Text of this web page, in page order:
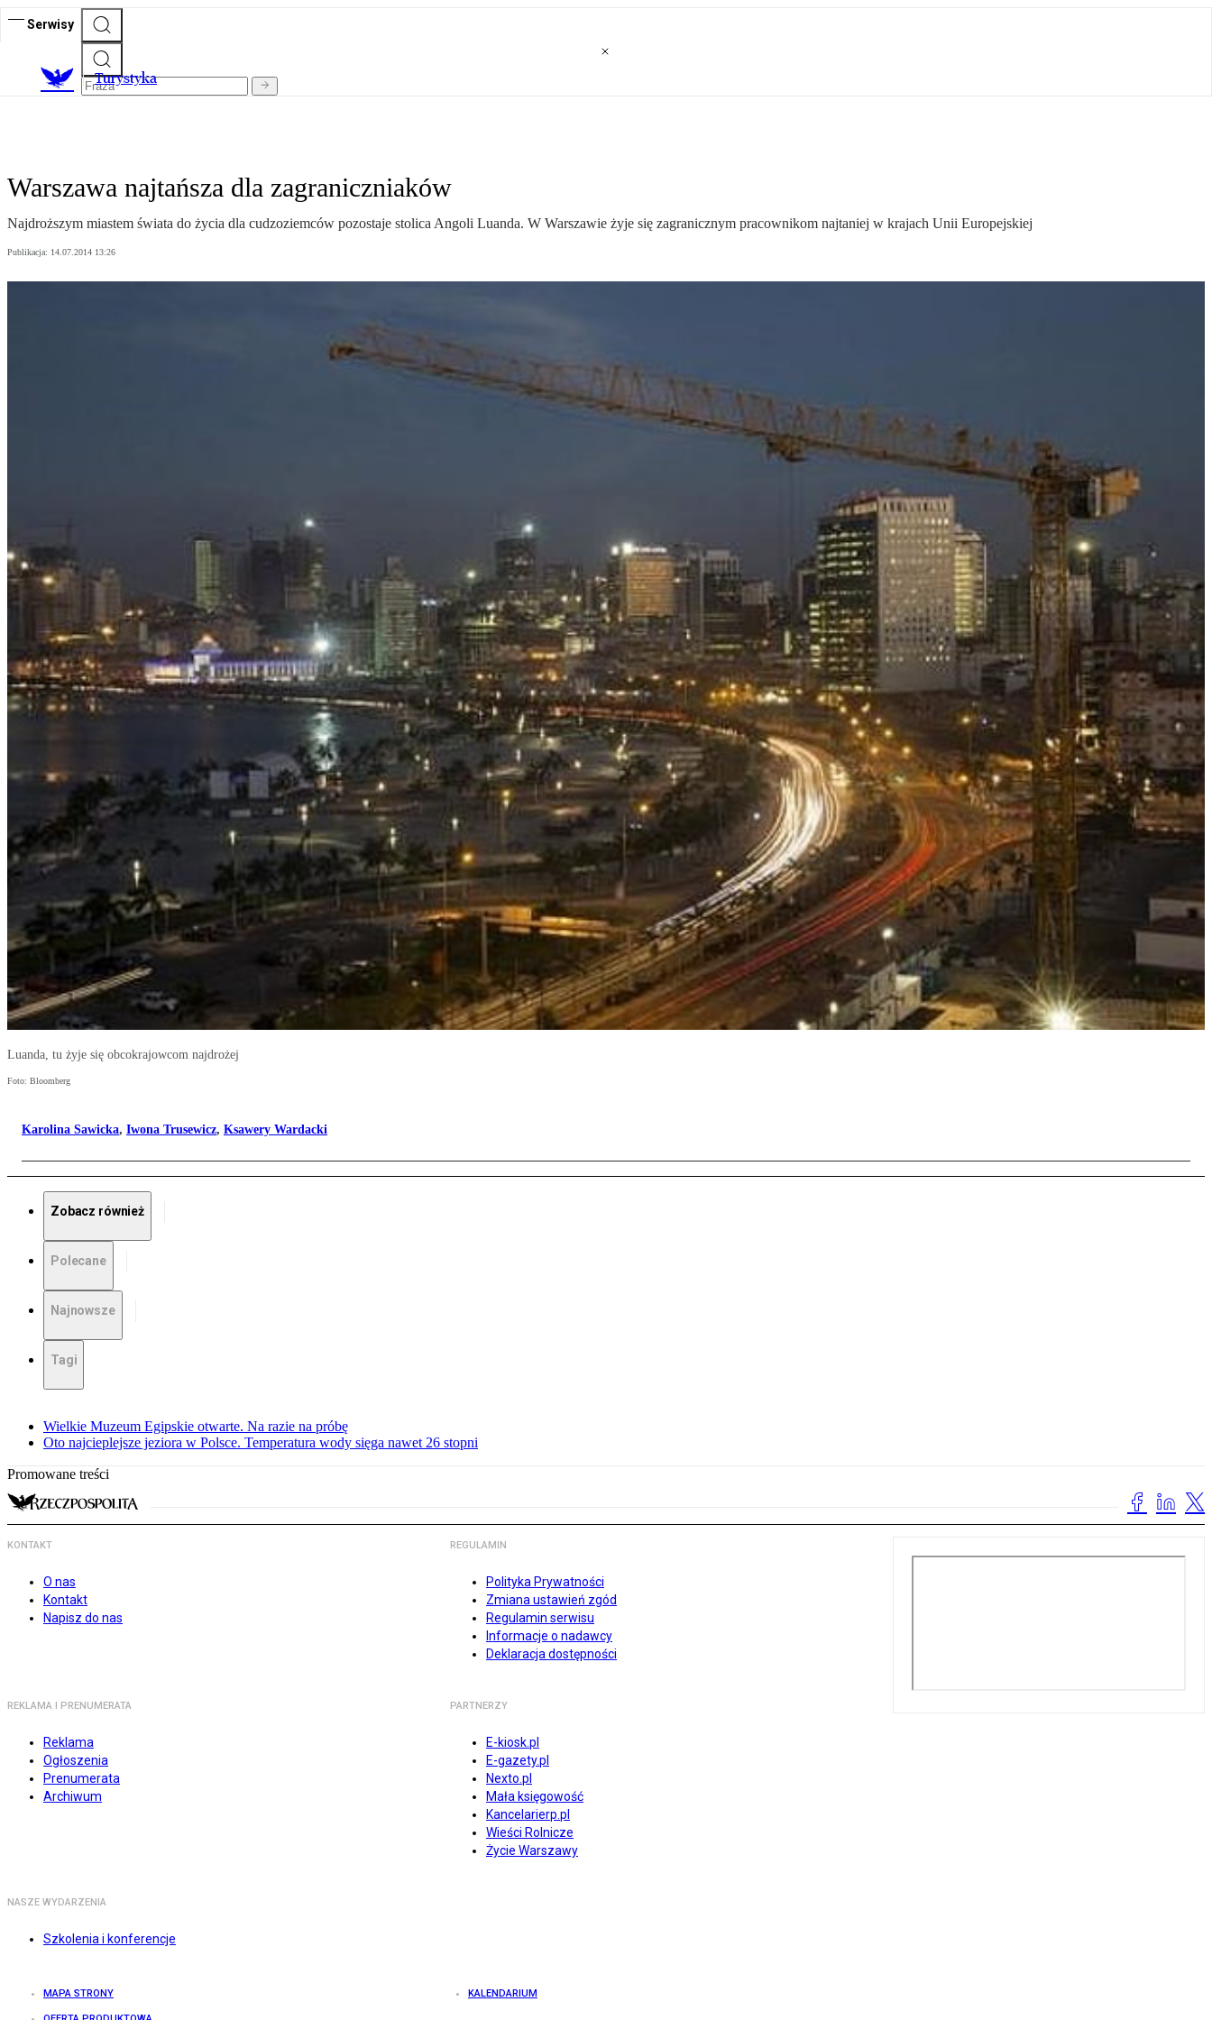
Serwisy
Turystyka
Warszawa najtańsza dla zagraniczniaków
Najdroższym miastem świata do życia dla cudzoziemców pozostaje stolica Angoli Luanda. W Warszawie żyje się zagranicznym pracownikom najtaniej w krajach Unii Europejskiej
Publikacja: 14.07.2014 13:26
Luanda, tu żyje się obcokrajowcom najdrożej
Foto: Bloomberg
Karolina Sawicka, Iwona Trusewicz, Ksawery Wardacki
Zobacz również
Polecane
Najnowsze
Tagi
Wielkie Muzeum Egipskie otwarte. Na razie na próbę
Oto najcieplejsze jeziora w Polsce. Temperatura wody sięga nawet 26 stopni
Promowane treści
KONTAKT
O nas
Kontakt
Napisz do nas
REGULAMIN
Polityka Prywatności
Zmiana ustawień zgód
Regulamin serwisu
Informacje o nadawcy
Deklaracja dostępności
REKLAMA I PRENUMERATA
Reklama
Ogłoszenia
Prenumerata
Archiwum
PARTNERZY
E-kiosk.pl
E-gazety.pl
Nexto.pl
Mała księgowość
Kancelarierp.pl
Wieści Rolnicze
Życie Warszawy
NASZE WYDARZENIA
Szkolenia i konferencje
MAPA STRONY KALENDARIUM